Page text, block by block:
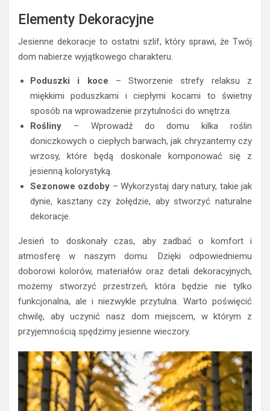
Elementy Dekoracyjne
Jesienne dekoracje to ostatni szlif, który sprawi, że Twój
dom nabierze wyjątkowego charakteru.
Poduszki i koce – Stworzenie strefy relaksu z
miękkimi poduszkami i ciepłymi kocami to świetny
sposób na wprowadzenie przytulności do wnętrza.
Rośliny – Wprowadź do domu kilka roślin
doniczkowych o ciepłych barwach, jak chryzantemy czy
wrzosy, które będą doskonale komponować się z
jesienną kolorystyką.
Sezonowe ozdoby – Wykorzystaj dary natury, takie jak
dynie, kasztany czy żołędzie, aby stworzyć naturalne
dekoracje.
Jesień to doskonały czas, aby zadbać o komfort i
atmosferę w naszym domu. Dzięki odpowiedniemu
doborowi kolorów, materiałów oraz detali dekoracyjnych,
możemy stworzyć przestrzeń, która będzie nie tylko
funkcjonalna, ale i niezwykle przytulna. Warto poświęcić
chwilę, aby uczynić nasz dom miejscem, w którym z
przyjemnością spędzimy jesienne wieczory.